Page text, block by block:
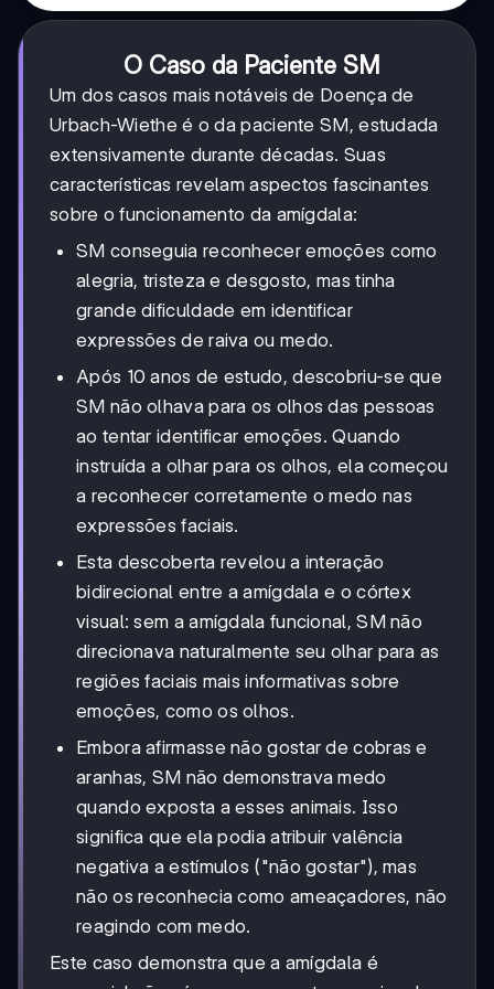
O Caso da Paciente SM
Um dos casos mais notáveis de Doença de
Urbach-Wiethe é o da paciente SM, estudada
extensivamente durante décadas. Suas
características revelam aspectos fascinantes
sobre o funcionamento da amígdala:
SM conseguia reconhecer emoções como
alegria, tristeza e desgosto, mas tinha
grande dificuldade em identificar
expressões de raiva ou medo.
Após 10 anos de estudo, descobriu-se que
SM não olhava para os olhos das pessoas
ao tentar identificar emoções. Quando
instruída a olhar para os olhos, ela começou
a reconhecer corretamente o medo nas
expressões faciais.
Esta descoberta revelou a interação
bidirecional entre a amígdala e o córtex
visual: sem a amígdala funcional, SM não
direcionava naturalmente seu olhar para as
regiões faciais mais informativas sobre
emoções, como os olhos.
Embora afirmasse não gostar de cobras e
aranhas, SM não demonstrava medo
quando exposta a esses animais. Isso
significa que ela podia atribuir valência
negativa a estímulos ("não gostar"), mas
não os reconhecia como ameaçadores, não
reagindo com medo.
Este caso demonstra que a amígdala é